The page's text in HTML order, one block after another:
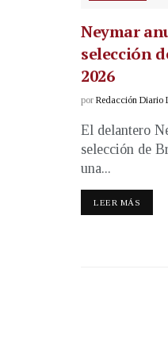
Neymar
selección
2026
por Redacción Diario
El delantero
selección de
una...
LEER MÁS